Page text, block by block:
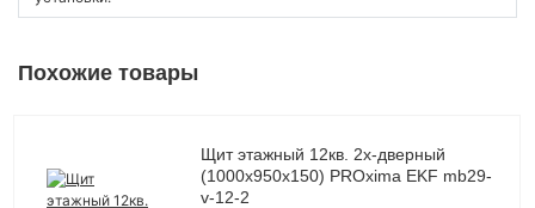
Похожие товары
Щит этажный 12кв. 2х-дверный
(1000х950х150) PROxima EKF mb29-
v-12-2